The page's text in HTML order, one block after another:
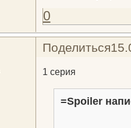
0
Поделиться
1 серия
=Spoiler